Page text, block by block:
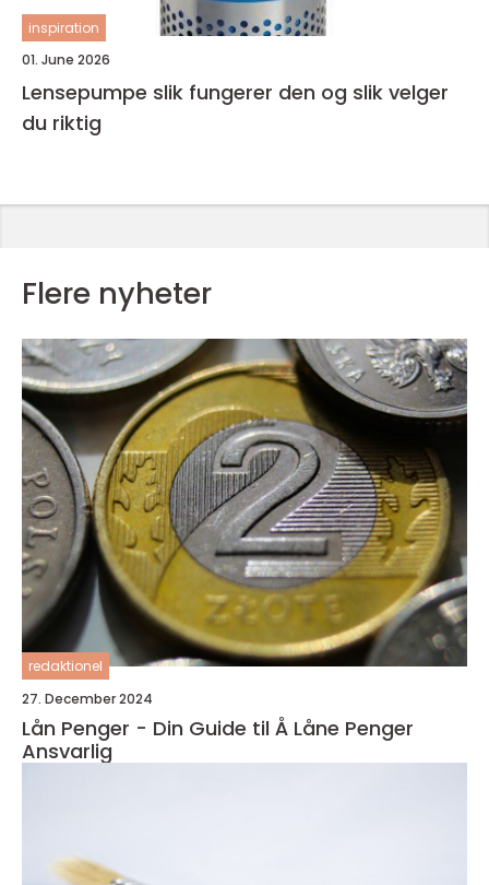
inspiration
01. June 2026
Lensepumpe slik fungerer den og slik velger
du riktig
Flere nyheter
redaktionel
27. December 2024
Lån Penger - Din Guide til Å Låne Penger
Ansvarlig